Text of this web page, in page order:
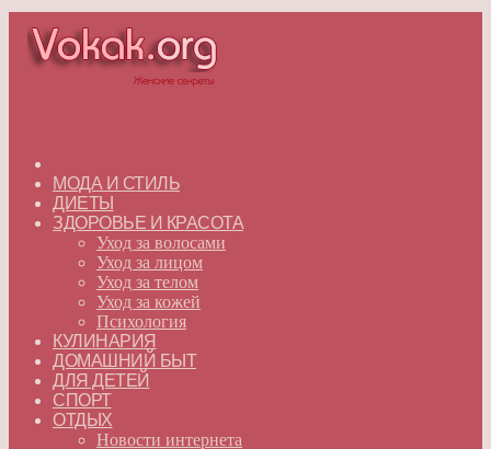
МОДА И СТИЛЬ
ДИЕТЫ
ЗДОРОВЬЕ И КРАСОТА
Уход за волосами
Уход за лицом
Уход за телом
Уход за кожей
Психология
КУЛИНАРИЯ
ДОМАШНИЙ БЫТ
ДЛЯ ДЕТЕЙ
СПОРТ
ОТДЫХ
Новости интернета